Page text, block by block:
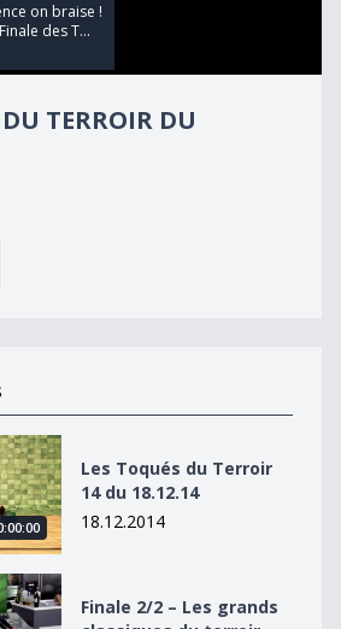
on braise !
des T...
TERROIR DU
14 du 18.12.14
Les Toqués du Terroir
14 du 18.12.14
18.12.2014
classiques du terroir
Finale 2/2 – Les grands